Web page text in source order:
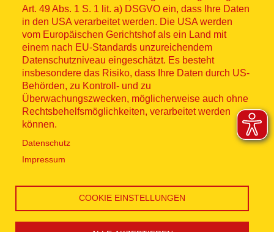
Art. 49 Abs. 1 S. 1 lit. a) DSGVO ein, dass Ihre Daten
in den USA verarbeitet werden. Die USA werden
vom Europäischen Gerichtshof als ein Land mit
einem nach EU-Standards unzureichendem
Datenschutzniveau eingeschätzt. Es besteht
insbesondere das Risiko, dass Ihre Daten durch US-
Behörden, zu Kontroll- und zu
Überwachungszwecken, möglicherweise auch ohne
Rechtsbehelfsmöglichkeiten, verarbeitet werden
können.
Datenschutz
Impressum
COOKIE EINSTELLUNGEN
Datenschutz
Kontakt
Hinweisgebersystem
Lieferkette
Widerruf
Social Media